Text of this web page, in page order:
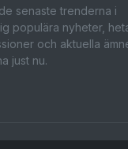
senaste trenderna i
populära nyheter,
och aktuella
just nu.